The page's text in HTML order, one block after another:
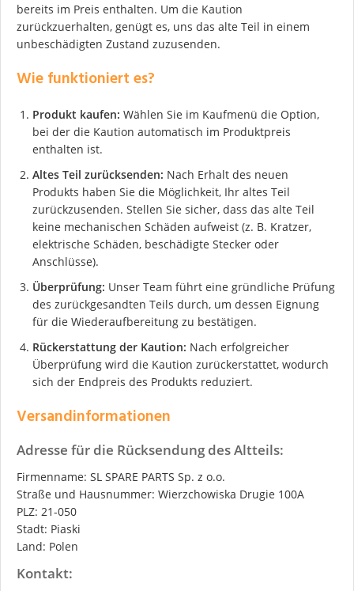
bereits im Preis enthalten. Um die Kaution
zurückzuerhalten, genügt es, uns das alte Teil in einem
unbeschädigten Zustand zuzusenden.
Wie funktioniert es?
Produkt kaufen: Wählen Sie im Kaufmenü die Option,
bei der die Kaution automatisch im Produktpreis
enthalten ist.
Altes Teil zurücksenden: Nach Erhalt des neuen
Produkts haben Sie die Möglichkeit, Ihr altes Teil
zurückzusenden. Stellen Sie sicher, dass das alte Teil
keine mechanischen Schäden aufweist (z. B. Kratzer,
elektrische Schäden, beschädigte Stecker oder
Anschlüsse).
Überprüfung: Unser Team führt eine gründliche Prüfung
des zurückgesandten Teils durch, um dessen Eignung
für die Wiederaufbereitung zu bestätigen.
Rückerstattung der Kaution: Nach erfolgreicher
Überprüfung wird die Kaution zurückerstattet, wodurch
sich der Endpreis des Produkts reduziert.
Versandinformationen
Adresse für die Rücksendung des Altteils:
Firmenname: SL SPARE PARTS Sp. z o.o.
Straße und Hausnummer: Wierzchowiska Drugie 100A
PLZ: 21-050
Stadt: Piaski
Land: Polen
Kontakt: